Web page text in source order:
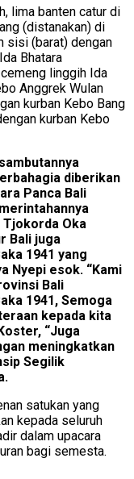
lima banten catur di
(distanakan) di
sisi (barat) dengan
Bhatara
linggih Ida
Anggrek Wulan
kurban Kebo Bang
kurban Kebo
diberikan
Panca Bali
Tjokorda Oka
Bali juga
1941 yang
Nyepi esok. “Kami
Bali
1941, Semoga
kepada kita
“Juga
meningkatkan
Segilik
satukan yang
kepada seluruh
dalam upacara
bagi semesta.